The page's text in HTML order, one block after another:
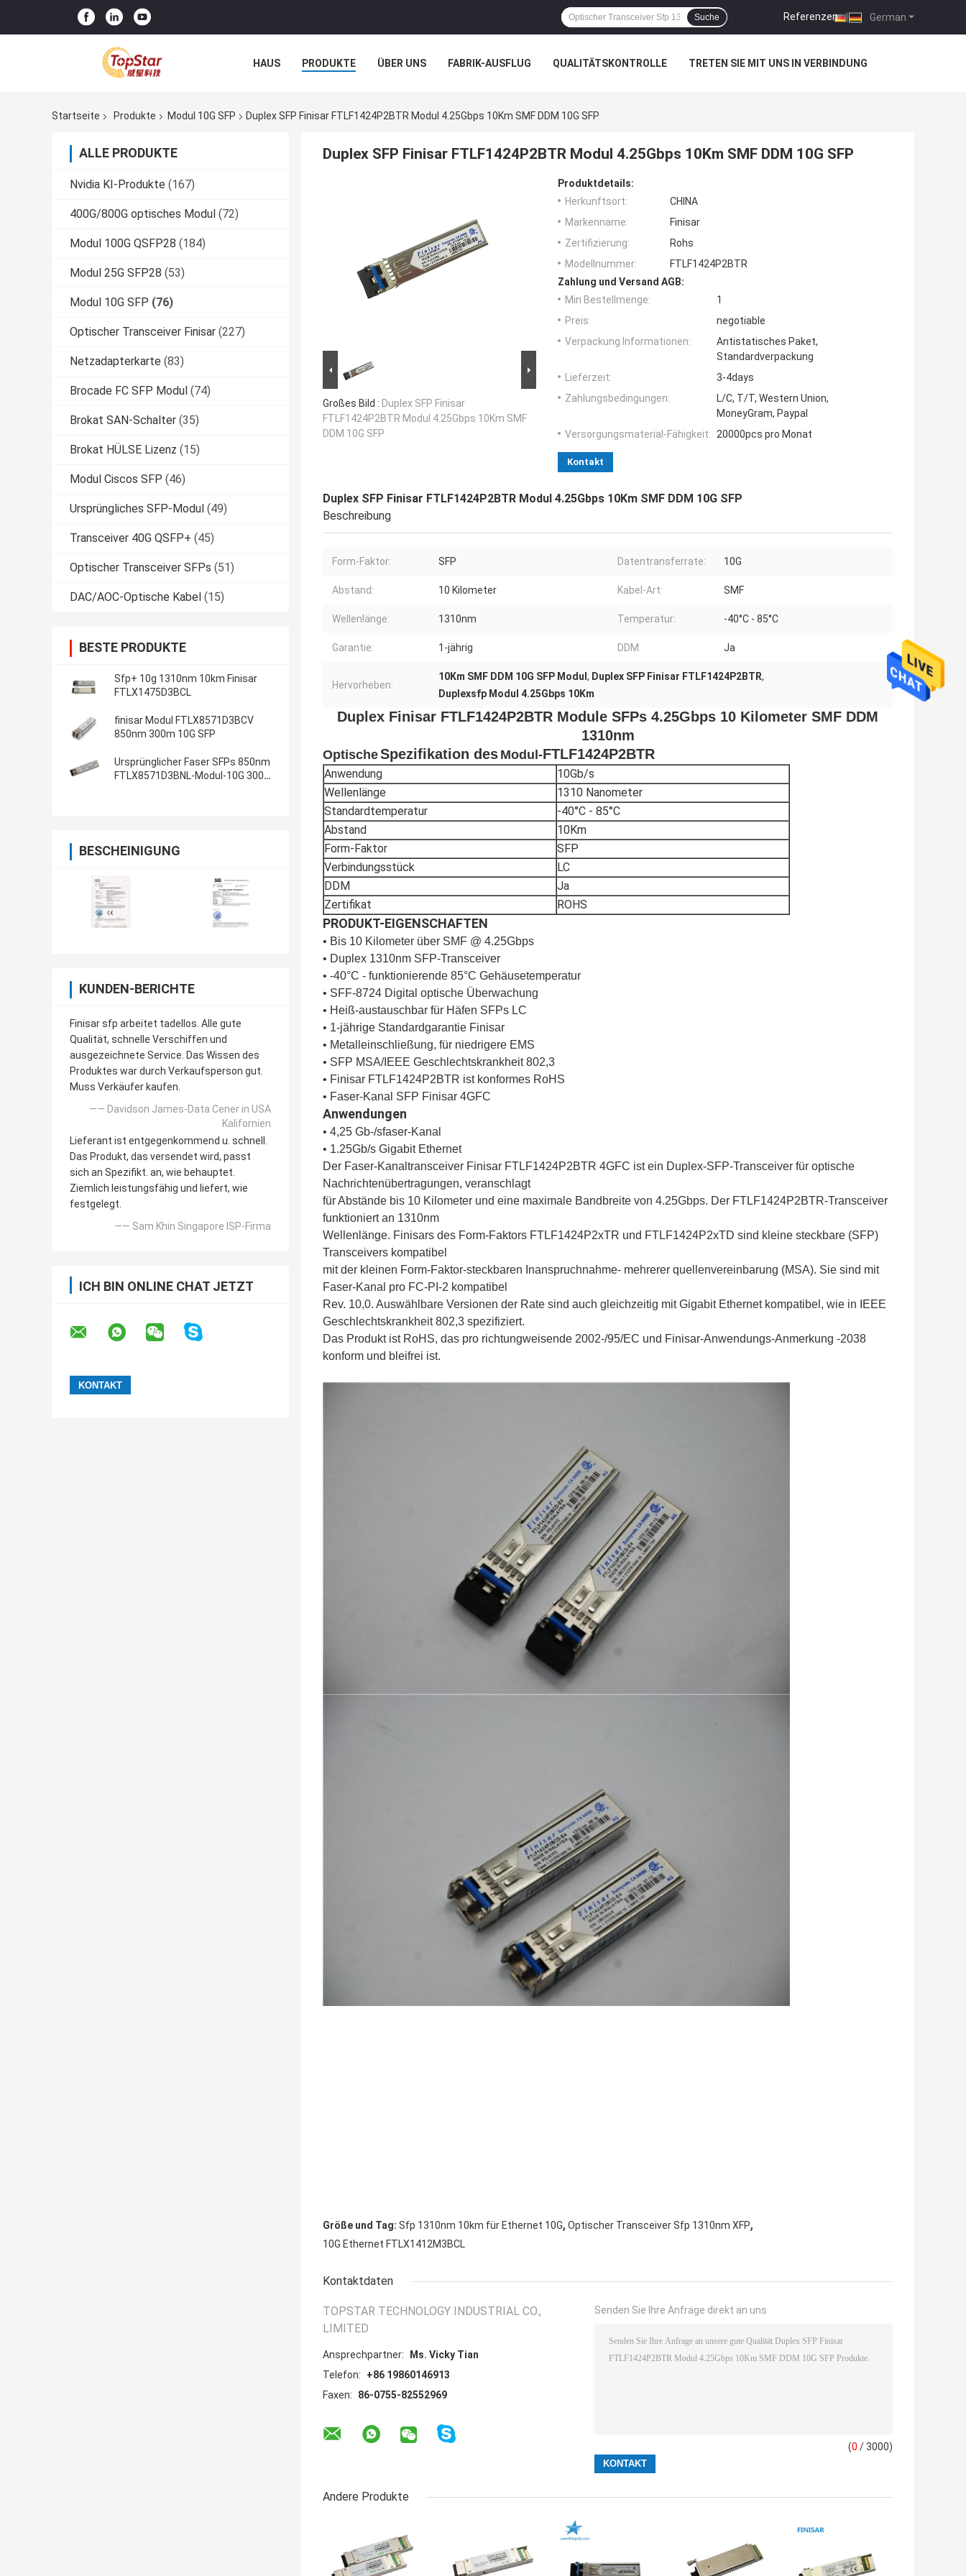
German
Referenzen |
Suche
HAUS PRODUKTE ÜBER UNS FABRIK-AUSFLUG QUALITÄTSKONTROLLE TRETEN SIE MIT UNS IN VERBINDUNG
Startseite
Produkte Modul 10G SFP Duplex SFP Finisar FTLF1424P2BTR Modul 4.25Gbps 10Km SMF DDM 10G SFP
ALLE PRODUKTE
Nvidia KI-Produkte (167)
400G/800G optisches Modul (72)
Modul 100G QSFP28 (184)
Modul 25G SFP28 (53)
Modul 10G SFP (76)
Optischer Transceiver Finisar (227)
Netzadapterkarte (83)
Brocade FC SFP Modul (74)
Brokat SAN-Schalter (35)
Brokat HÜLSE Lizenz (15)
Modul Ciscos SFP (46)
Ursprüngliches SFP-Modul (49)
Transceiver 40G QSFP+ (45)
Optischer Transceiver SFPs (51)
DAC/AOC-Optische Kabel (15)
BESTE PRODUKTE
Sfp+ 10g 1310nm 10km Finisar
FTLX1475D3BCL
finisar Modul FTLX8571D3BCV
850nm 300m 10G SFP
Ursprünglicher Faser SFPs 850nm
FTLX8571D3BNL-Modul-10G 300m
BESCHEINIGUNG
KUNDEN-BERICHTE
Finisar sfp arbeitet tadellos. Alle gute
Qualität, schnelle Verschiffen und
ausgezeichnete Service. Das Wissen des
Produktes war durch Verkaufsperson gut.
Muss Verkäufer kaufen.
—— Davidson James-Data Cener in USA
Kalifornien
Lieferant ist entgegenkommend u. schnell.
Das Produkt, das versendet wird, passt
sich an Spezifikt. an, wie behauptet.
Ziemlich leistungsfähig und liefert, wie
festgelegt.
—— Sam Khin Singapore ISP-Firma
ICH BIN ONLINE CHAT JETZT
Duplex SFP Finisar FTLF1424P2BTR Modul 4.25Gbps 10Km SMF DDM 10G SFP
Großes Bild : Duplex SFP Finisar
FTLF1424P2BTR Modul 4.25Gbps 10Km SMF
DDM 10G SFP
Produktdetails:
Herkunftsort:
CHINA
Markenname:
Finisar
Zertifizierung:
Rohs
Modellnummer:
FTLF1424P2BTR
Zahlung und Versand AGB:
Min Bestellmenge:
1
Preis:
negotiable
Verpackung Informationen:
Antistatisches Paket,
Standardverpackung
Lieferzeit:
3-4days
Zahlungsbedingungen:
L/C, T/T, Western Union,
MoneyGram, Paypal
Versorgungsmaterial-Fähigkeit: 20000pcs pro Monat
Kontakt
Duplex SFP Finisar FTLF1424P2BTR Modul 4.25Gbps 10Km SMF DDM 10G SFP
Beschreibung
Form-Faktor: SFP Datentransferrate: 10G
Abstand: 10 Kilometer Kabel-Art: SMF
Wellenlänge: 1310nm Temperatur: -40°C - 85°C
Garantie: 1-jährig DDM: Ja
Hervorheben:
10Km SMF DDM 10G SFP Modul , Duplex SFP Finisar FTLF1424P2BTR,
Duplexsfp Modul 4.25Gbps 10Km
Duplex Finisar FTLF1424P2BTR Module SFPs 4.25Gbps 10 Kilometer SMF DDM
1310nm
OptischeSpezifikation des Modul-FTLF1424P2BTR
Anwendung
10Gb/s
Wellenlänge
1310 Nanometer
Standardtemperatur
-40°C - 85°C
Abstand
10Km
Form-Faktor
SFP
Verbindungsstück
LC
DDM
Ja
Zertifikat
ROHS
PRODUKT-EIGENSCHAFTEN
• Bis 10 Kilometer über SMF @ 4.25Gbps
• Duplex 1310nm SFP-Transceiver
• -40°C - funktionierende 85°C Gehäusetemperatur
• SFF-8724 Digital optische Überwachung
• Heiß-austauschbar für Häfen SFPs LC
• 1-jährige Standardgarantie Finisar
• Metalleinschließung, für niedrigere EMS
• SFP MSA/IEEE Geschlechtskrankheit 802,3
• Finisar FTLF1424P2BTR ist konformes RoHS
• Faser-Kanal SFP Finisar 4GFC
Anwendungen
• 4,25 Gb-/sfaser-Kanal
• 1.25Gb/s Gigabit Ethernet
Der Faser-Kanaltransceiver Finisar FTLF1424P2BTR 4GFC ist ein Duplex-SFP-Transceiver für optische
Nachrichtenübertragungen, veranschlagt
für Abstände bis 10 Kilometer und eine maximale Bandbreite von 4.25Gbps. Der FTLF1424P2BTR-Transceiver
funktioniert an 1310nm
Wellenlänge. Finisars des Form-Faktors FTLF1424P2xTR und FTLF1424P2xTD sind kleine steckbare (SFP)
Transceivers kompatibel
mit der kleinen Form-Faktor-steckbaren Inanspruchnahme- mehrerer quellenvereinbarung (MSA). Sie sind mit
Faser-Kanal pro FC-PI-2 kompatibel
Rev. 10,0. Auswählbare Versionen der Rate sind auch gleichzeitig mit Gigabit Ethernet kompatibel, wie in IEEE
Geschlechtskrankheit 802,3 spezifiziert.
Das Produkt ist RoHS, das pro richtungweisende 2002-/95/EC und Finisar-Anwendungs-Anmerkung -2038
konform und bleifrei ist.
Größe und Tag: Sfp 1310nm 10km für Ethernet 10G, Optischer Transceiver Sfp 1310nm XFP,
10G Ethernet FTLX1412M3BCL
Kontaktdaten
TOPSTAR TECHNOLOGY INDUSTRIAL CO.,
LIMITED
Ansprechpartner:
Ms. Vicky Tian
Telefon:
+86 19860146913
Faxen:
86-0755-82552969
Senden Sie Ihre Anfrage direkt an uns
(0 / 3000)
Andere Produkte